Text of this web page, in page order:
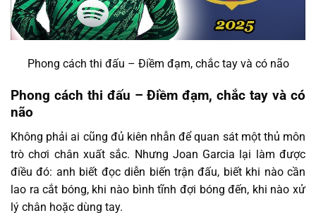
Phong cách thi đấu – Điềm đạm, chắc tay và có não
Phong cách thi đấu – Điềm đạm, chắc tay và có
não
Không phải ai cũng đủ kiên nhẫn để quan sát một thủ môn
trò chơi chân xuất sắc. Nhưng Joan Garcia lại làm được
điều đó: anh biết đọc diễn biến trận đấu, biết khi nào cần
lao ra cắt bóng, khi nào bình tĩnh đợi bóng đến, khi nào xử
lý chân hoặc dùng tay.